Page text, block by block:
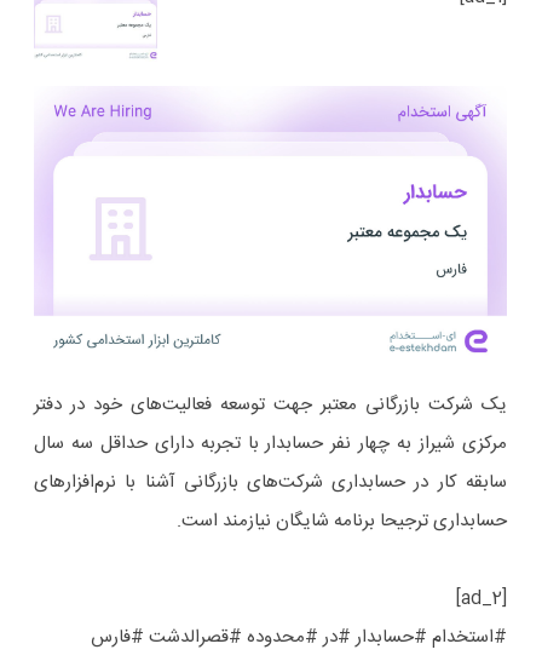
یک شرکت بازرگانی معتبر جهت توسعه فعالیت‌های خود در دفتر
مرکزی شیراز به چهار نفر حسابدار با تجربه دارای حداقل سه سال
سابقه کار در حسابداری شرکت‌های بازرگانی آشنا با نرم‌افزارهای
حسابداری ترجیحا برنامه شایگان نیازمند است.
[ad_2]
#استخدام #حسابدار #در #محدوده #قصرالدشت #فارس